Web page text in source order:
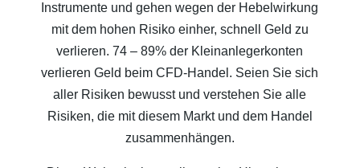
Instrumente und gehen wegen der Hebelwirkung
mit dem hohen Risiko einher, schnell Geld zu
verlieren. 74 – 89% der Kleinanlegerkonten
verlieren Geld beim CFD-Handel. Seien Sie sich
aller Risiken bewusst und verstehen Sie alle
Risiken, die mit diesem Markt und dem Handel
zusammenhängen.